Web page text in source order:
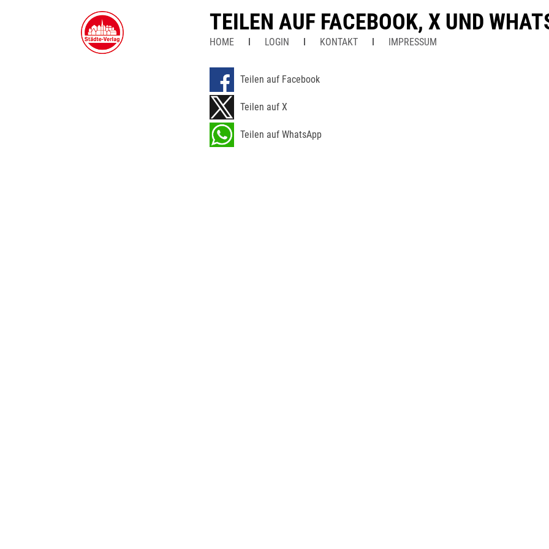
TEILEN AUF FACEBOOK, X UND
HOME LOGIN KONTAKT IMPRESSUM
Teilen auf Facebook
Teilen auf X
Teilen auf WhatsApp